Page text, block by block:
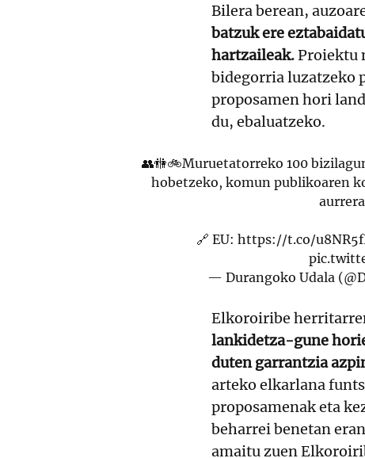
Bilera berean,
batzuk ere
hartzaileak.Proiektu
bidegorria luzatzeko
proposamen hori
du, ebaluatzeko.
👥🚻🚲Muruetatorreko 100
hobetzeko, komun publikoaren
🔗 EU:https://t.co/
— Durangoko Udala
Elkoroiribe
lankidetza-gune
duten garrantzia
arteko elkarlana
proposamenak eta
beharrei benetan
amaitu zuen